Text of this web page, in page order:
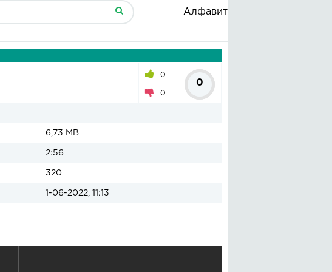
Алфавит
0
0
0
6,73 MB
2:56
320
1-06-2022, 11:13